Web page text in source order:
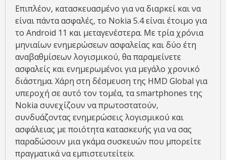
Επιπλέον, κατασκευασμένο για να διαρκεί και να
είναι πάντα ασφαλές, το Nokia 5.4 είναι έτοιμο για
το Android 11 και μεταγενέστερα. Με τρία χρόνια
μηνιαίων ενημερώσεων ασφαλείας και δύο έτη
αναβαθμίσεων λογισμικού, θα παραμείνετε
ασφαλείς και ενημερωμένοι για μεγάλο χρονικό
διάστημα. Χάρη στη δέσμευση της HMD Global για
υπεροχή σε αυτό τον τομέα, τα smartphones της
Nokia συνεχίζουν να πρωτοστατούν,
συνδυάζοντας ενημερώσεις λογισμικού και
ασφάλειας με ποιότητα κατασκευής για να σας
παραδώσουν μια γκάμα συσκευών που μπορείτε
πραγματικά να εμπιστευτείτεix.